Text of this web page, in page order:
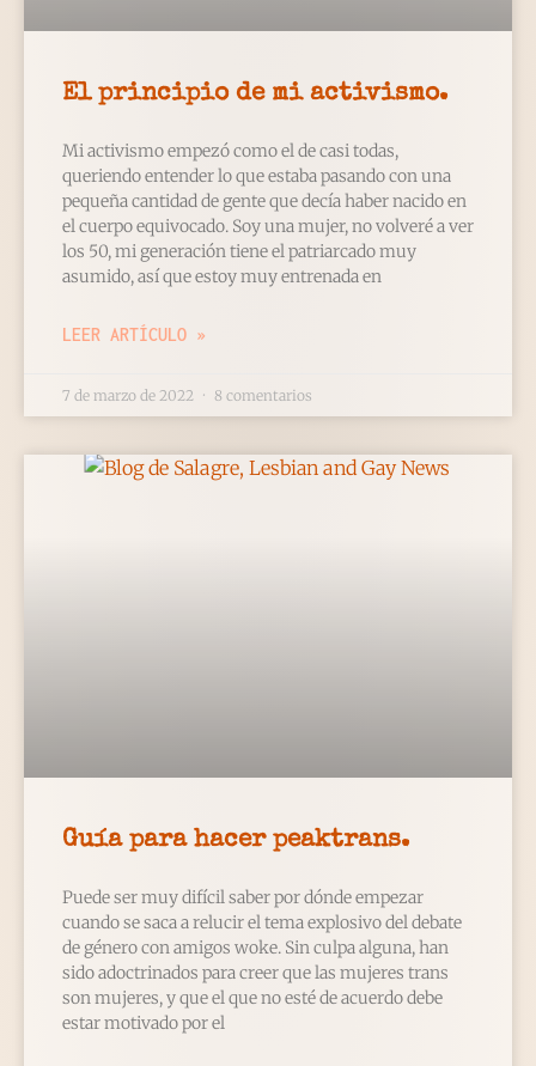
El principio de mi activismo.
Mi activismo empezó como el de casi todas,
queriendo entender lo que estaba pasando con una
pequeña cantidad de gente que decía haber nacido en
el cuerpo equivocado. Soy una mujer, no volveré a ver
los 50, mi generación tiene el patriarcado muy
asumido, así que estoy muy entrenada en
LEER ARTÍCULO »
7 de marzo de 2022 8 comentarios
Guía para hacer peaktrans.
Puede ser muy difícil saber por dónde empezar
cuando se saca a relucir el tema explosivo del debate
de género con amigos woke. Sin culpa alguna, han
sido adoctrinados para creer que las mujeres trans
son mujeres, y que el que no esté de acuerdo debe
estar motivado por el